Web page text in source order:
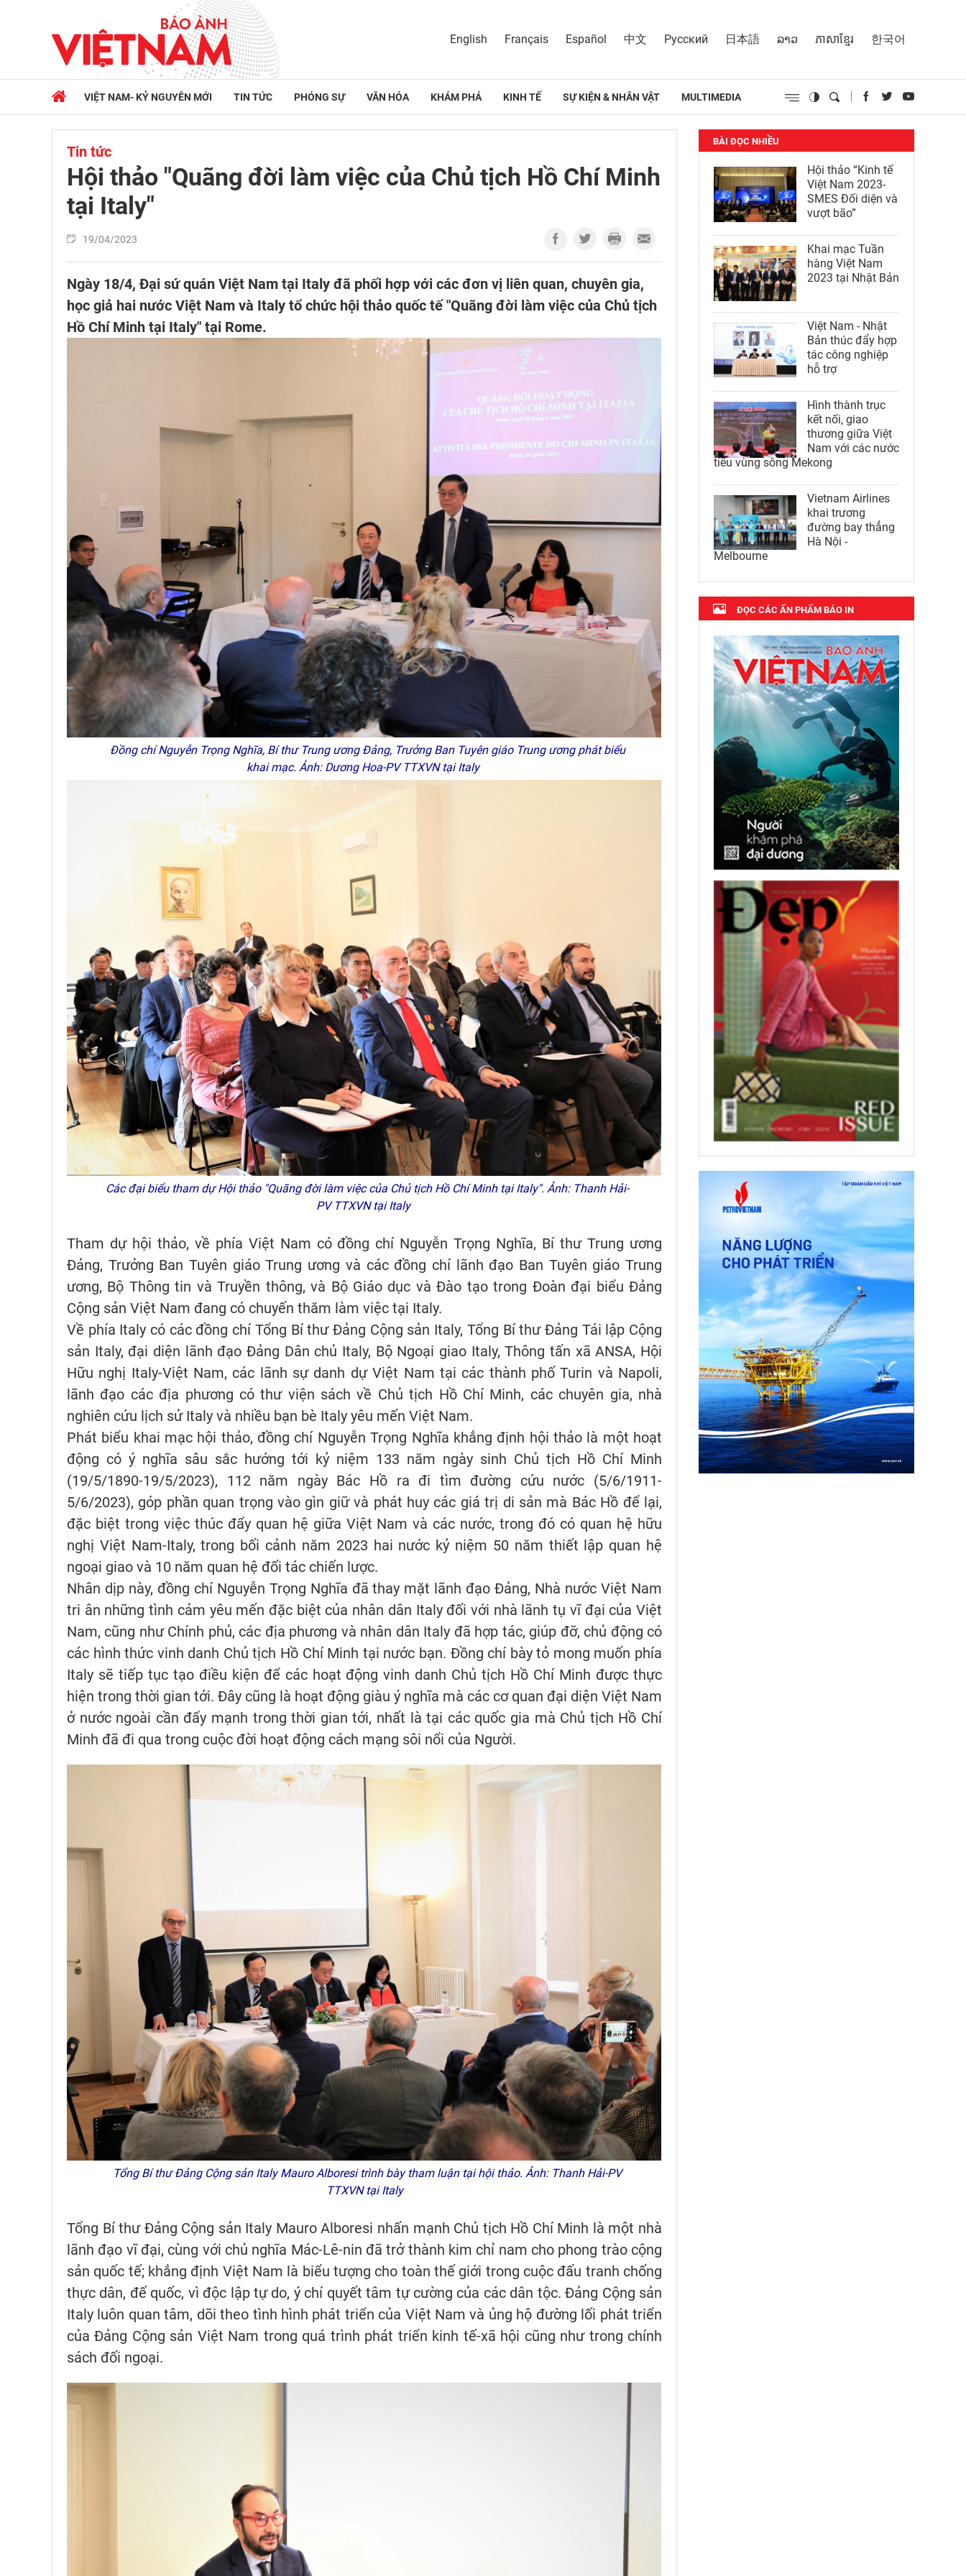
English Français Español 中文 Русский 日本語 ລາວ ភាសាខ្មែរ 한국어
VIỆT NAM- KỶ NGUYÊN MỚI TIN TỨC PHÓNG SỰ VĂN HÓA KHÁM PHÁ KINH TẾ SỰ KIỆN & NHÂN VẬT MULTIMEDIA
Tin tức
Hội thảo "Quãng đời làm việc của Chủ tịch Hồ Chí Minh
tại Italy"
19/04/2023
Ngày 18/4, Đại sứ quán Việt Nam tại Italy đã phối hợp với các đơn vị liên quan, chuyên gia,
học giả hai nước Việt Nam và Italy tổ chức hội thảo quốc tế "Quãng đời làm việc của Chủ tịch
Hồ Chí Minh tại Italy" tại Rome.
Đồng chí Nguyễn Trọng Nghĩa, Bí thư Trung ương Đảng, Trưởng Ban Tuyên giáo Trung ương phát biểu
khai mạc. Ảnh: Dương Hoa-PV TTXVN tại Italy
Các đại biểu tham dự Hội thảo "Quãng đời làm việc của Chủ tịch Hồ Chí Minh tại Italy". Ảnh: Thanh Hải-
PV TTXVN tại Italy
Tham dự hội thảo, về phía Việt Nam có đồng chí Nguyễn Trọng Nghĩa, Bí thư Trung ương
Đảng, Trưởng Ban Tuyên giáo Trung ương và các đồng chí lãnh đạo Ban Tuyên giáo Trung
ương, Bộ Thông tin và Truyền thông, và Bộ Giáo dục và Đào tạo trong Đoàn đại biểu Đảng
Cộng sản Việt Nam đang có chuyến thăm làm việc tại Italy.
Về phía Italy có các đồng chí Tổng Bí thư Đảng Cộng sản Italy, Tổng Bí thư Đảng Tái lập Cộng
sản Italy, đại diện lãnh đạo Đảng Dân chủ Italy, Bộ Ngoại giao Italy, Thông tấn xã ANSA, Hội
Hữu nghị Italy-Việt Nam, các lãnh sự danh dự Việt Nam tại các thành phố Turin và Napoli,
lãnh đạo các địa phương có thư viện sách về Chủ tịch Hồ Chí Minh, các chuyên gia, nhà
nghiên cứu lịch sử Italy và nhiều bạn bè Italy yêu mến Việt Nam.
Phát biểu khai mạc hội thảo, đồng chí Nguyễn Trọng Nghĩa khẳng định hội thảo là một hoạt
động có ý nghĩa sâu sắc hướng tới kỷ niệm 133 năm ngày sinh Chủ tịch Hồ Chí Minh
(19/5/1890-19/5/2023), 112 năm ngày Bác Hồ ra đi tìm đường cứu nước (5/6/1911-
5/6/2023), góp phần quan trọng vào gìn giữ và phát huy các giá trị di sản mà Bác Hồ để lại,
đặc biệt trong việc thúc đẩy quan hệ giữa Việt Nam và các nước, trong đó có quan hệ hữu
nghị Việt Nam-Italy, trong bối cảnh năm 2023 hai nước kỷ niệm 50 năm thiết lập quan hệ
ngoại giao và 10 năm quan hệ đối tác chiến lược.
Nhân dịp này, đồng chí Nguyễn Trọng Nghĩa đã thay mặt lãnh đạo Đảng, Nhà nước Việt Nam
tri ân những tình cảm yêu mến đặc biệt của nhân dân Italy đối với nhà lãnh tụ vĩ đại của Việt
Nam, cũng như Chính phủ, các địa phương và nhân dân Italy đã hợp tác, giúp đỡ, chủ động có
các hình thức vinh danh Chủ tịch Hồ Chí Minh tại nước bạn. Đồng chí bày tỏ mong muốn phía
Italy sẽ tiếp tục tạo điều kiện để các hoạt động vinh danh Chủ tịch Hồ Chí Minh được thực
hiện trong thời gian tới. Đây cũng là hoạt động giàu ý nghĩa mà các cơ quan đại diện Việt Nam
ở nước ngoài cần đẩy mạnh trong thời gian tới, nhất là tại các quốc gia mà Chủ tịch Hồ Chí
Minh đã đi qua trong cuộc đời hoạt động cách mạng sôi nổi của Người.
Tổng Bí thư Đảng Cộng sản Italy Mauro Alboresi trình bày tham luận tại hội thảo. Ảnh: Thanh Hải-PV
TTXVN tại Italy
Tổng Bí thư Đảng Cộng sản Italy Mauro Alboresi nhấn mạnh Chủ tịch Hồ Chí Minh là một nhà
lãnh đạo vĩ đại, cùng với chủ nghĩa Mác-Lê-nin đã trở thành kim chỉ nam cho phong trào cộng
sản quốc tế; khẳng định Việt Nam là biểu tượng cho toàn thế giới trong cuộc đấu tranh chống
thực dân, đế quốc, vì độc lập tự do, ý chí quyết tâm tự cường của các dân tộc. Đảng Cộng sản
Italy luôn quan tâm, dõi theo tình hình phát triển của Việt Nam và ủng hộ đường lối phát triển
của Đảng Cộng sản Việt Nam trong quá trình phát triển kinh tế-xã hội cũng như trong chính
sách đối ngoại.
BÀI ĐỌC NHIỀU
Hội thảo “Kinh tế
Việt Nam 2023-
SMES Đối diện và
vượt bão”
Khai mạc Tuần
hàng Việt Nam
2023 tại Nhật Bản
Việt Nam - Nhật
Bản thúc đẩy hợp
tác công nghiệp
hỗ trợ
Hình thành trục
kết nối, giao
thương giữa Việt
Nam với các nước
tiểu vùng sông Mekong
Vietnam Airlines
khai trương
đường bay thẳng
Hà Nội -
Melbourne
ĐỌC CÁC ẤN PHẨM BÁO IN